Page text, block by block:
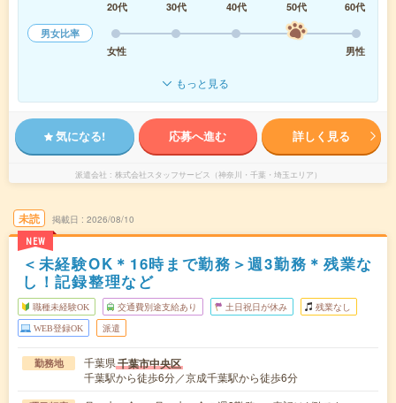
20代
30代 40代 50代
60代
男女比率
女性
男性
もっと見る
気になる! 応募へ進む 詳しく見る
派遣会社 株式会社スタッフサービス（神奈川・千葉・埼玉エリア）
未読
NEW
掲載日 2026/08/10
＜未経験OK＊16時まで勤務＞週3勤務＊残業な
し！記録整理など
職種未経験OK 交通費別途支給あり 土日祝日が休み 残業なし
WEB登録OK 派遣
勤務地 千葉県千葉市中央区
千葉駅から徒歩6分／京成千葉駅から徒歩6分